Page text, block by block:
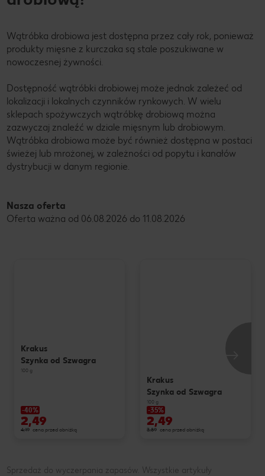
Wątróbka drobiowa jest dostępna przez cały rok, ponieważ
produkty mięsne z kurczaka są stale poszukiwane w
nowoczesnej żywności.
Dostępność wątróbki drobiowej może jednak zależeć od
lokalizacji i lokalnych czynników rynkowych. W wielu
sklepach spożywczych wątróbkę drobiową można
zazwyczaj znaleźć w dziale mięsnym lub drobiowym.
Wątróbka drobiowa może być również dostępna w postaci
świeżej lub mrożonej, w zależności od popytu i kanałów
dystrybucji w danym regionie.
Nasza oferta
Oferta ważna od 06.08.2026 do 11.08.2026
Krakus
Szynka od Szwagra
100 g
-40%
2,49
4,19 cena przed obniżką
Krakus
Szynka od Szwagra
100 g
-35%
2,49
3,89 cena przed obniżką
Sprzedaż do wyczerpania zapasów. Wszystkie artykuły